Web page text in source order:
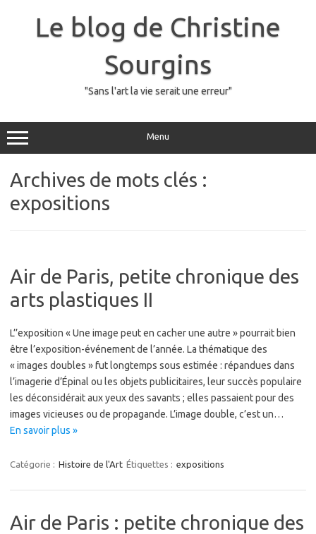
Le blog de Christine
Sourgins
"Sans l'art la vie serait une erreur"
Menu
Archives de mots clés :
expositions
Air de Paris, petite chronique des
arts plastiques II
L’’exposition « Une image peut en cacher une autre » pourrait bien
être l’exposition-événement de l’année. La thématique des
« images doubles » fut longtemps sous estimée : répandues dans
l’imagerie d’Épinal ou les objets publicitaires, leur succès populaire
les déconsidérait aux yeux des savants ; elles passaient pour des
images vicieuses ou de propagande. L’image double, c’est un…
En savoir plus »
Catégorie : Histoire de l'Art Étiquettes : expositions
Air de Paris : petite chronique des